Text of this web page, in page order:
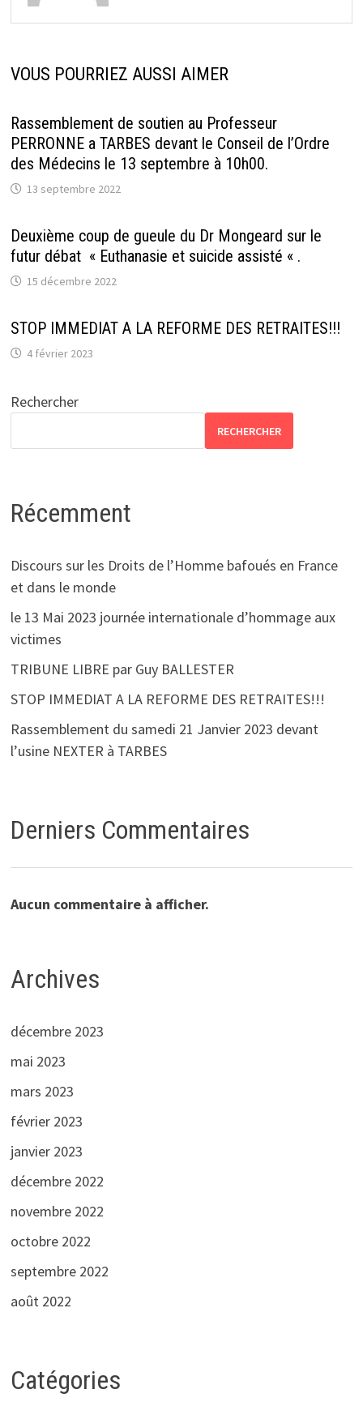
VOUS POURRIEZ AUSSI AIMER
Rassemblement de soutien au Professeur
PERRONNE a TARBES devant le Conseil de l’Ordre
des Médecins le 13 septembre à 10h00.
13 septembre 2022
Deuxième coup de gueule du Dr Mongeard sur le
futur débat « Euthanasie et suicide assisté « .
15 décembre 2022
STOP IMMEDIAT A LA REFORME DES RETRAITES!!!
4 février 2023
Rechercher
RECHERCHER
Récemment
Discours sur les Droits de l’Homme bafoués en France
et dans le monde
le 13 Mai 2023 journée internationale d’hommage aux
victimes
TRIBUNE LIBRE par Guy BALLESTER
STOP IMMEDIAT A LA REFORME DES RETRAITES!!!
Rassemblement du samedi 21 Janvier 2023 devant
l’usine NEXTER à TARBES
Derniers Commentaires
Aucun commentaire à afficher.
Archives
décembre 2023
mai 2023
mars 2023
février 2023
janvier 2023
décembre 2022
novembre 2022
octobre 2022
septembre 2022
août 2022
Catégories